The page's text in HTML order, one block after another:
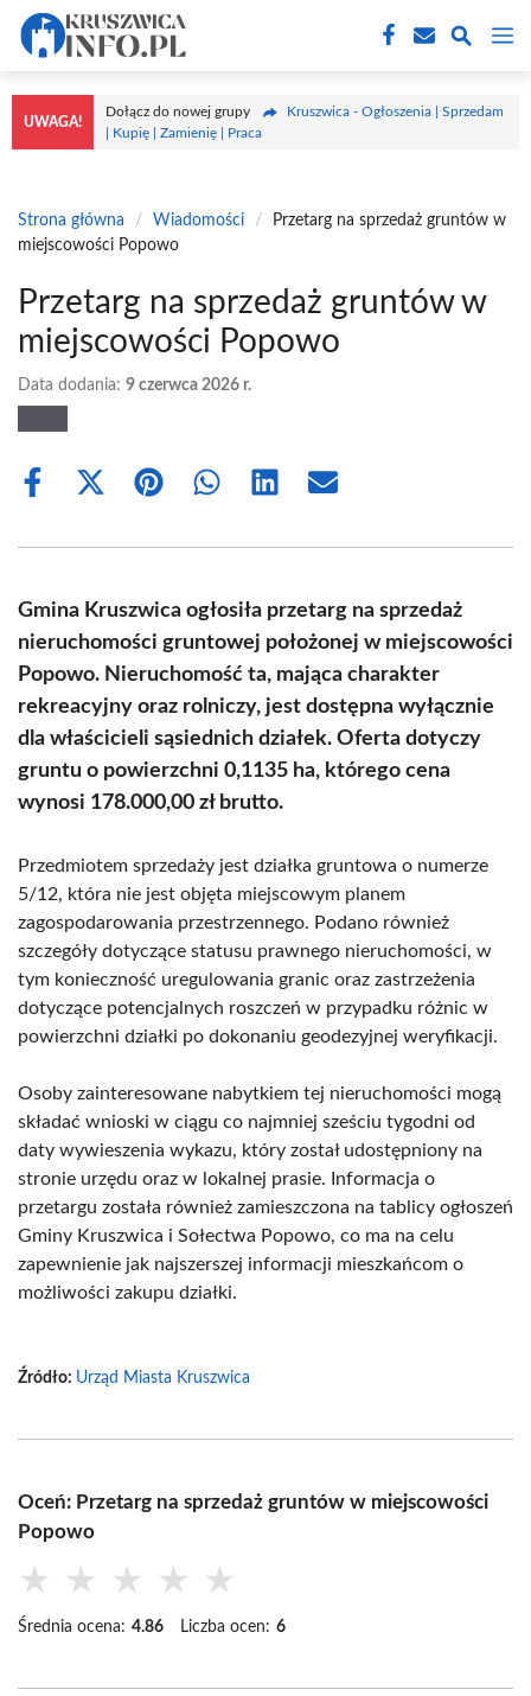
Przejdź
treści
UWAGA!
Dołącz do nowej grupy
Kruszwica - Ogłoszenia | Sprzedam
| Kupię | Zamienię | Praca
Strona główna / Wiadomości /
Przetarg na sprzedaż gruntów w
miejscowości Popowo
Przetarg na sprzedaż gruntów w
miejscowości Popowo
Data dodania: 9 czerwca 2026 r.
Share
Share
(Twitter)
Share Share Share Share
Gmina Kruszwica ogłosiła przetarg na sprzedaż
nieruchomości gruntowej położonej w miejscowości
Popowo. Nieruchomość ta, mająca charakter
rekreacyjny oraz rolniczy, jest dostępna wyłącznie
dla właścicieli sąsiednich działek. Oferta dotyczy
gruntu o powierzchni 0,1135 ha, którego cena
wynosi 178.000,00 zł brutto.
Przedmiotem sprzedaży jest działka gruntowa o numerze
5/12, która nie jest objęta miejscowym planem
zagospodarowania przestrzennego. Podano również
szczegóły dotyczące statusu prawnego nieruchomości, w
tym konieczność uregulowania granic oraz zastrzeżenia
dotyczące potencjalnych roszczeń w przypadku różnic w
powierzchni działki po dokonaniu geodezyjnej weryfikacji.
Osoby zainteresowane nabytkiem tej nieruchomości mogą
składać wnioski w ciągu co najmniej sześciu tygodni od
daty wywieszenia wykazu, który został udostępniony na
stronie urzędu oraz w lokalnej prasie. Informacja o
przetargu została również zamieszczona na tablicy ogłoszeń
Gminy Kruszwica i Sołectwa Popowo, co ma na celu
zapewnienie jak najszerszej informacji mieszkańcom o
możliwości zakupu działki.
Źródło: Urząd Miasta Kruszwica
Oceń: Przetarg na sprzedaż gruntów w miejscowości
Popowo
★ ★ ★ ★ ★
Średnia ocena: 4.86 Liczba ocen: 6